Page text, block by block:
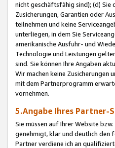
nicht geschäftsfähig sind); (d)
Zusicherungen, Garantien oder
teilnehmen und keine
unterliegen, in dem Sie
amerikanische Ausfuhr- und
Technologie und Leistungen
sind. Sie können Ihre Angaben
Wir machen keine Zusicherungen
mit dem Partnerprogramm
vornehmen.
5.Angabe Ihres Partner-
Sie müssen auf Ihrer Website
genehmigt, klar und deutlich den
Partner verdiene ich an